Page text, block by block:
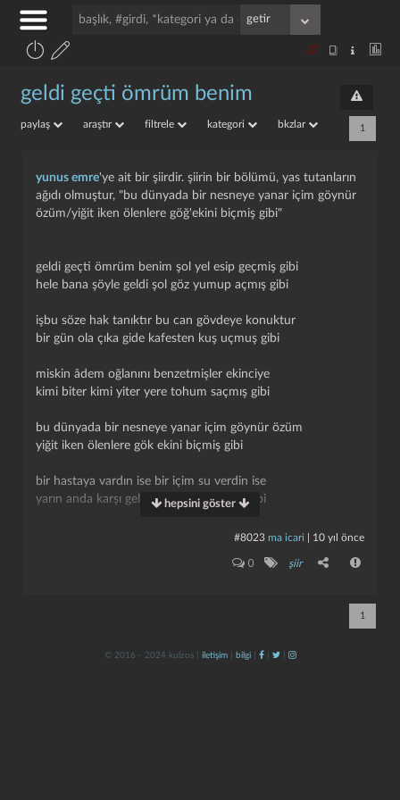
geldi geçti ömrüm benim
paylaş araştır filtrele kategori bkzlar 1
yunus emre'ye ait bir şiirdir. şiirin bir bölümü, yas tutanların
ağıdı olmuştur, "bu dünyada bir nesneye yanar içim göynür
özüm/yiğit iken ölenlere göğ'ekini biçmiş gibi"
geldi geçti ömrüm benim şol yel esip geçmiş gibi
hele bana şöyle geldi şol göz yumup açmış gibi
işbu söze hak tanıktır bu can gövdeye konuktur
bir gün ola çıka gide kafesten kuş uçmuş gibi
miskin âdem oğlanını benzetmişler ekinciye
kimi biter kimi yiter yere tohum saçmış gibi
bu dünyada bir nesneye yanar içim göynür özüm
yiğit iken ölenlere gök ekini biçmiş gibi
bir hastaya vardın ise bir içim su verdin ise
yarın anda karşı gele hak şarabın içmiş gibi
bir miskini gördün ise bir eskice virdün ise
hepsini göster
#8023 ma icari 10 yıl önce
0 şiir
1
kapat kaydet
© 2016 - 2024 kulzos | iletişim| bilgi| | |